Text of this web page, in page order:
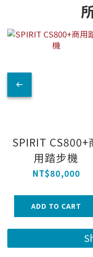
SPIRIT CS800+
用踏步機
NT$80,000
ADD TO CART